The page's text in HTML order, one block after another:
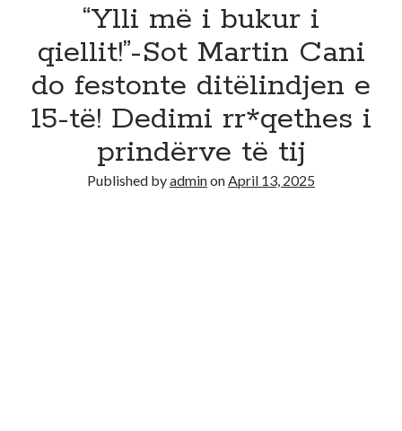
“Ylli më i bukur i
qiellit!”-Sot Martin Cani
do festonte ditëlindjen e
15-të! Dedimi rr*qethes i
prindërve të tij
Published byadminonApril 13, 2025